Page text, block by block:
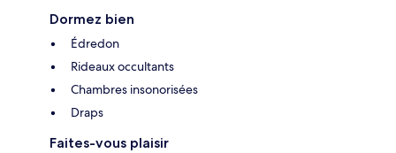
Dormez bien
Édredon
Rideaux occultants
Chambres insonorisées
Draps
Faites-vous plaisir